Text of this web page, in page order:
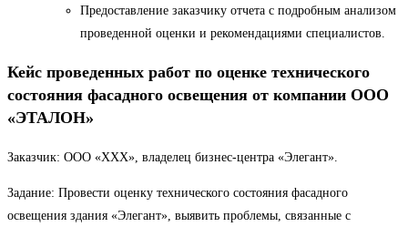
Предоставление заказчику отчета с подробным анализом
проведенной оценки и рекомендациями специалистов.
Кейс проведенных работ по оценке технического
состояния фасадного освещения от компании ООО
«ЭТАЛОН»
Заказчик: ООО «ХХХ», владелец бизнес-центра «Элегант».
Задание: Провести оценку технического состояния фасадного
освещения здания «Элегант», выявить проблемы, связанные с